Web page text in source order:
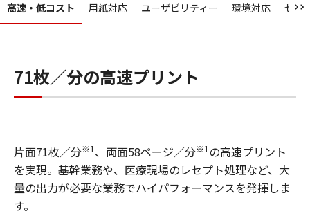
高速・低コスト 用紙対応 ユーザビリティー 環境対応 セキ
71枚／分の高速プリント
片面71枚／分※1 、両面58ページ／分※1 の高速プリント
を実現。基幹業務や、医療現場のレセプト処理など、大
量の出力が必要な業務でハイパフォーマンスを発揮しま
す。